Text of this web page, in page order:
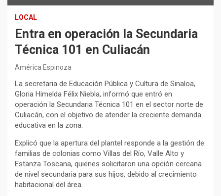
LOCAL
Entra en operación la Secundaria
Técnica 101 en Culiacán
América Espinoza
La secretaria de Educación Pública y Cultura de Sinaloa,
Gloria Himelda Félix Niebla, informó que entró en
operación la Secundaria Técnica 101 en el sector norte de
Culiacán, con el objetivo de atender la creciente demanda
educativa en la zona.
Explicó que la apertura del plantel responde a la gestión de
familias de colonias como Villas del Río, Valle Alto y
Estanza Toscana, quienes solicitaron una opción cercana
de nivel secundaria para sus hijos, debido al crecimiento
habitacional del área.